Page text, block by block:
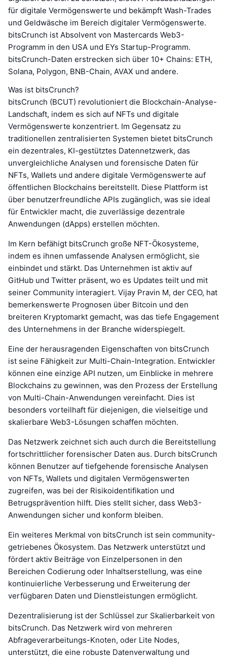
für digitale Vermögenswerte und bekämpft Wash-Trades
und Geldwäsche im Bereich digitaler Vermögenswerte.
bitsCrunch ist Absolvent von Mastercards Web3-
Programm in den USA und EYs Startup-Programm.
bitsCrunch-Daten erstrecken sich über 10+ Chains: ETH,
Solana, Polygon, BNB-Chain, AVAX und andere.
Was ist bitsCrunch?
bitsCrunch (BCUT) revolutioniert die Blockchain-Analyse-
Landschaft, indem es sich auf NFTs und digitale
Vermögenswerte konzentriert. Im Gegensatz zu
traditionellen zentralisierten Systemen bietet bitsCrunch
ein dezentrales, KI-gestütztes Datennetzwerk, das
unvergleichliche Analysen und forensische Daten für
NFTs, Wallets und andere digitale Vermögenswerte auf
öffentlichen Blockchains bereitstellt. Diese Plattform ist
über benutzerfreundliche APIs zugänglich, was sie ideal
für Entwickler macht, die zuverlässige dezentrale
Anwendungen (dApps) erstellen möchten.
Im Kern befähigt bitsCrunch große NFT-Ökosysteme,
indem es ihnen umfassende Analysen ermöglicht, sie
einbindet und stärkt. Das Unternehmen ist aktiv auf
GitHub und Twitter präsent, wo es Updates teilt und mit
seiner Community interagiert. Vijay Pravin M, der CEO, hat
bemerkenswerte Prognosen über Bitcoin und den
breiteren Kryptomarkt gemacht, was das tiefe Engagement
des Unternehmens in der Branche widerspiegelt.
Eine der herausragenden Eigenschaften von bitsCrunch
ist seine Fähigkeit zur Multi-Chain-Integration. Entwickler
können eine einzige API nutzen, um Einblicke in mehrere
Blockchains zu gewinnen, was den Prozess der Erstellung
von Multi-Chain-Anwendungen vereinfacht. Dies ist
besonders vorteilhaft für diejenigen, die vielseitige und
skalierbare Web3-Lösungen schaffen möchten.
Das Netzwerk zeichnet sich auch durch die Bereitstellung
fortschrittlicher forensischer Daten aus. Durch bitsCrunch
können Benutzer auf tiefgehende forensische Analysen
von NFTs, Wallets und digitalen Vermögenswerten
zugreifen, was bei der Risikoidentifikation und
Betrugsprävention hilft. Dies stellt sicher, dass Web3-
Anwendungen sicher und konform bleiben.
Ein weiteres Merkmal von bitsCrunch ist sein community-
getriebenes Ökosystem. Das Netzwerk unterstützt und
fördert aktiv Beiträge von Einzelpersonen in den
Bereichen Codierung oder Inhaltserstellung, was eine
kontinuierliche Verbesserung und Erweiterung der
verfügbaren Daten und Dienstleistungen ermöglicht.
Dezentralisierung ist der Schlüssel zur Skalierbarkeit von
bitsCrunch. Das Netzwerk wird von mehreren
Abfrageverarbeitungs-Knoten, oder Lite Nodes,
unterstützt, die eine robuste Datenverwaltung und